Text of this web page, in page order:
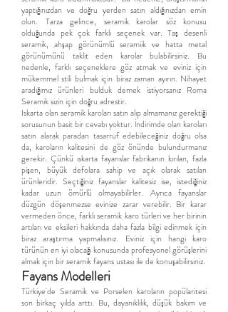
yaptığınızdan ve doğru yerden satın aldığınızdan emin
olun. Tarza gelince, seramik karolar söz konusu
olduğunda pek çok farklı seçenek var. Taş desenli
seramik, ahşap görünümlü seramiik ve hatta metal
görünümünü taklit eden karolar bulabilirsiniz. Bu
nedenle, farklı seçeneklere göz atmak ve eviniz için
mükemmel stili bulmak için biraz zaman ayırın. Nihayet
aradığımız ürünleri bulduk demek istiyorsanız Roma
Seramik sizin için doğru adrestir.
Iskarta olan seramik karoları satın alıp almamanız gerektiği
sorusunun basit bir cevabı yoktur. İndirimde olan karoları
satın alarak paradan tasarruf edebileceğiniz doğru olsa
da, karoların kalitesini de göz önünde bulundurmanız
gerekir. Çünkü ıskarta fayanslar fabrikanın kırılan, fazla
pişen, büyük defolara sahip ve açık olarak satılan
ürünleridir. Seçtiğiniz fayanslar kalitesiz ise, istediğiniz
kadar uzun ömürlü olmayabilirler. Ayrıca fayanslar
düzgün döşenmezse evinize zarar verebilir. Bir karar
vermeden önce, farklı seramik karo türleri ve her birinin
artıları ve eksileri hakkında daha fazla bilgi edinmek için
biraz araştırma yapmalısınız. Eviniz için hangi karo
türünün en iyi olacağı konusunda profesyonel görüşlerini
almak için bir seramik fayans ustası ile de konuşabilirsiniz.
Fayans Modelleri
Türkiye'de Seramik ve Porselen karoların popülaritesi
son birkaç yılda arttı. Bu, dayanıklılık, düşük bakım ve